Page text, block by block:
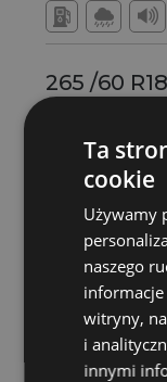
265 /60 R18
1203 zł/szt.
Dostawa za 3
Wtorek
Montaż w
Środa
Stan
Ta
cookie
Używamy
naszego
informacje
witryny,
i
innymi